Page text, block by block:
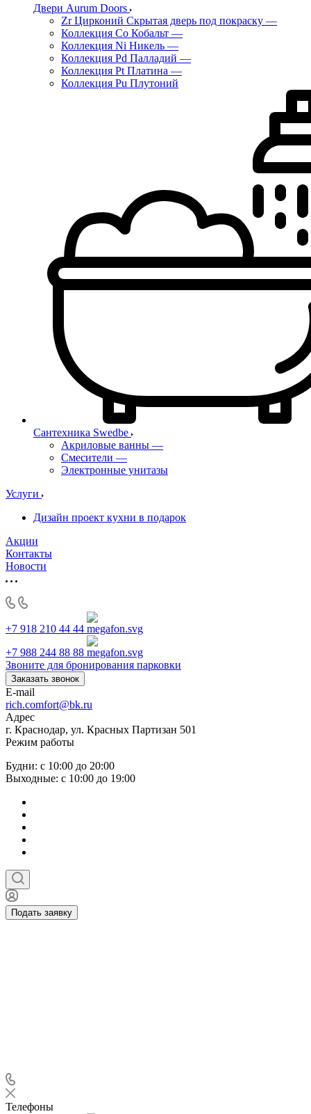
Двери Aurum Doors
Zr Цирконий Скрытая дверь под покраску —
Коллекция Co Кобальт —
Коллекция Ni Никель —
Коллекция Pd Палладий —
Коллекция Pt Платина —
Коллекция Pu Плутоний
Сантехника Swedbe
Акриловые ванны —
Смесители —
Электронные унитазы
Услуги
Дизайн проект кухни в подарок
Акции
Контакты
Новости
+7 918 210 44 44
+7 988 244 88 88
Звоните для бронирования парковки
Заказать звонок
E-mail
rich.comfort@bk.ru
Адрес
г. Краснодар, ул. Красных Партизан 501
Режим работы
Будни: с 10:00 до 20:00
Выходные: с 10:00 до 19:00
Подать заявку
Телефоны